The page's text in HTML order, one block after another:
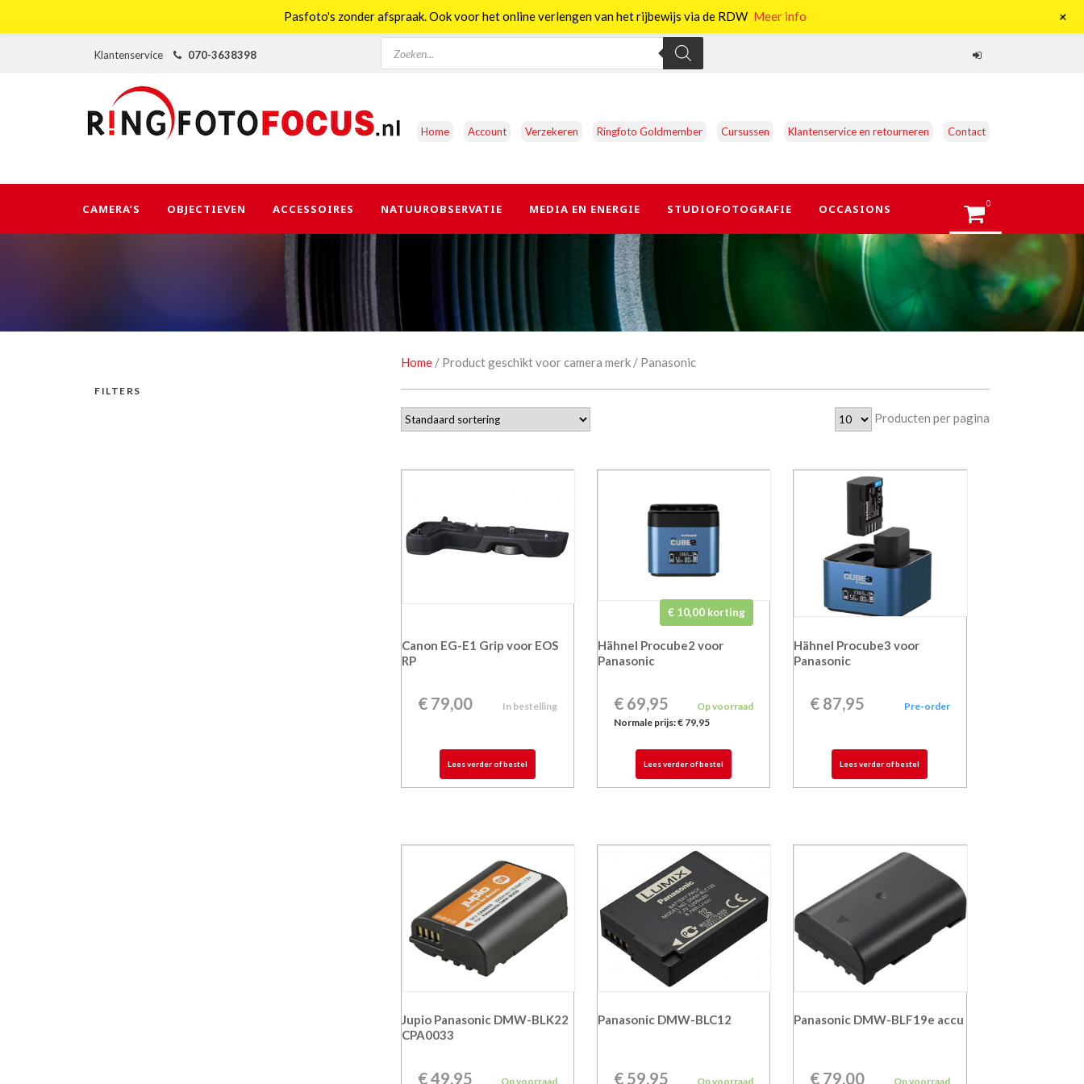
Klantenservice 070-3638398
Producten
zoeken
Home Account Verzekeren Ringfoto Goldmember Cursussen Klantenservice en retourneren Contact
CAMERA’S OBJECTIEVEN ACCESSOIRES NATUUROBSERVATIE MEDIA EN ENERGIE STUDIOFOTOGRAFIE OCCASIONS 0
Home / Product geschikt voor camera merk / Panasonic
Producten per pagina
Canon EG-E1 Grip voor EOS
RP
€ 79,00 In bestelling
Lees verder of bestel
Hähnel Procube2 voor
Panasonic
€ 10,00 korting
€ 69,95
Op voorraad
Normale prijs:€ 79,95
Lees verder of bestel
Hähnel Procube3 voor
Panasonic
€ 87,95 Pre-order
Lees verder of bestel
Jupio Panasonic DMW-BLK22
CPA0033
€49,95 Op voorraad
Panasonic DMW-BLC12
€ 59,95 Op voorraad
Panasonic DMW-BLF19e accu
€ 79,00 Op voorraad
FILTERS
Pasfoto's zonder afspraak. Ook voor het online verlengen van het rijbewijs via de RDW Meer info +